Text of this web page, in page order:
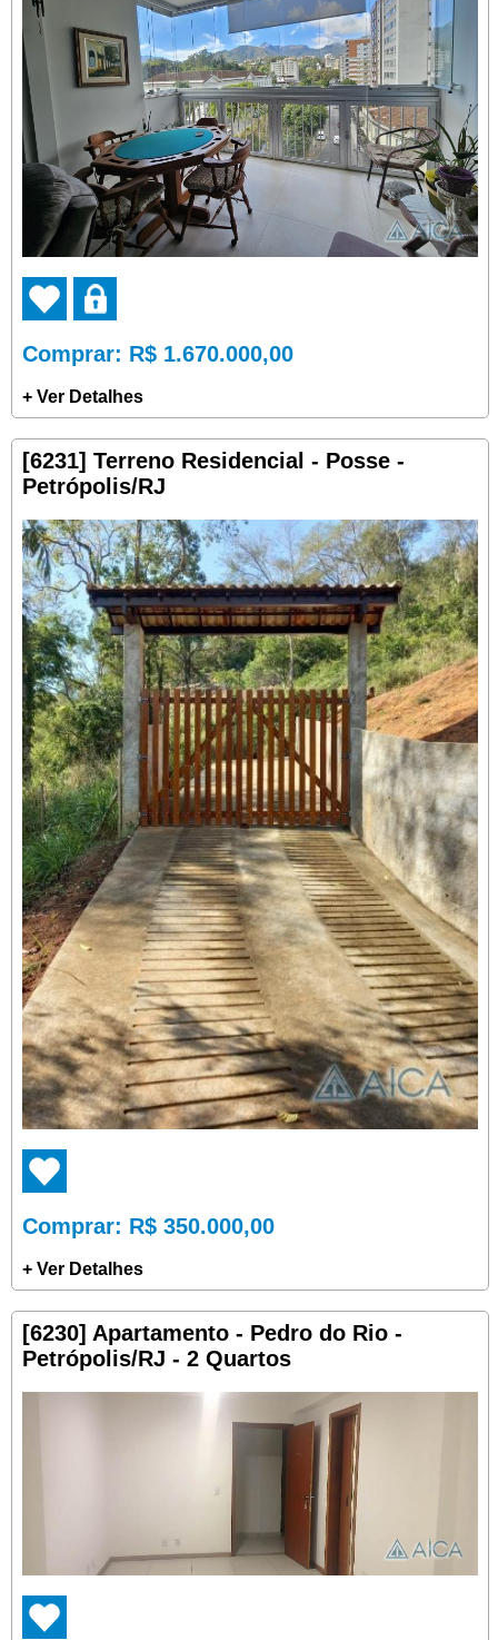
Comprar: R$ 1.670.000,00
+ Ver Detalhes
[6231] Terreno Residencial - Posse -
Petrópolis/RJ
Comprar: R$ 350.000,00
+ Ver Detalhes
[6230] Apartamento - Pedro do Rio -
Petrópolis/RJ - 2 Quartos